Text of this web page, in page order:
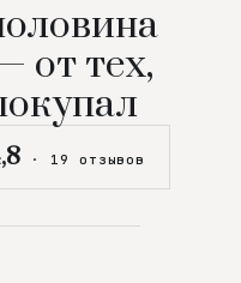
от тех,
· 19 отзывов